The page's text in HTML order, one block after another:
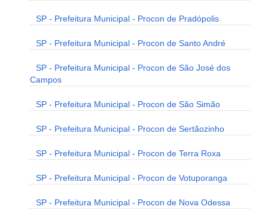
SP - Prefeitura Municipal - Procon de Pradópolis
SP - Prefeitura Municipal - Procon de Santo André
SP - Prefeitura Municipal - Procon de São José dos
Campos
SP - Prefeitura Municipal - Procon de São Simão
SP - Prefeitura Municipal - Procon de Sertãozinho
SP - Prefeitura Municipal - Procon de Terra Roxa
SP - Prefeitura Municipal - Procon de Votuporanga
SP - Prefeitura Municipal - Procon de Nova Odessa